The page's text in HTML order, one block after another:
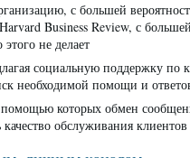
с большей
Business Review, с
не делает
социальную поддержку по
необходимой помощи и
которых обмен
обслуживания клиентов